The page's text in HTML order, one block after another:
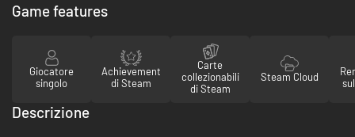
Game features
Giocatore
singolo
Achievement
di Steam
Carte
collezionabili
di Steam
Steam Cloud
Descrizione